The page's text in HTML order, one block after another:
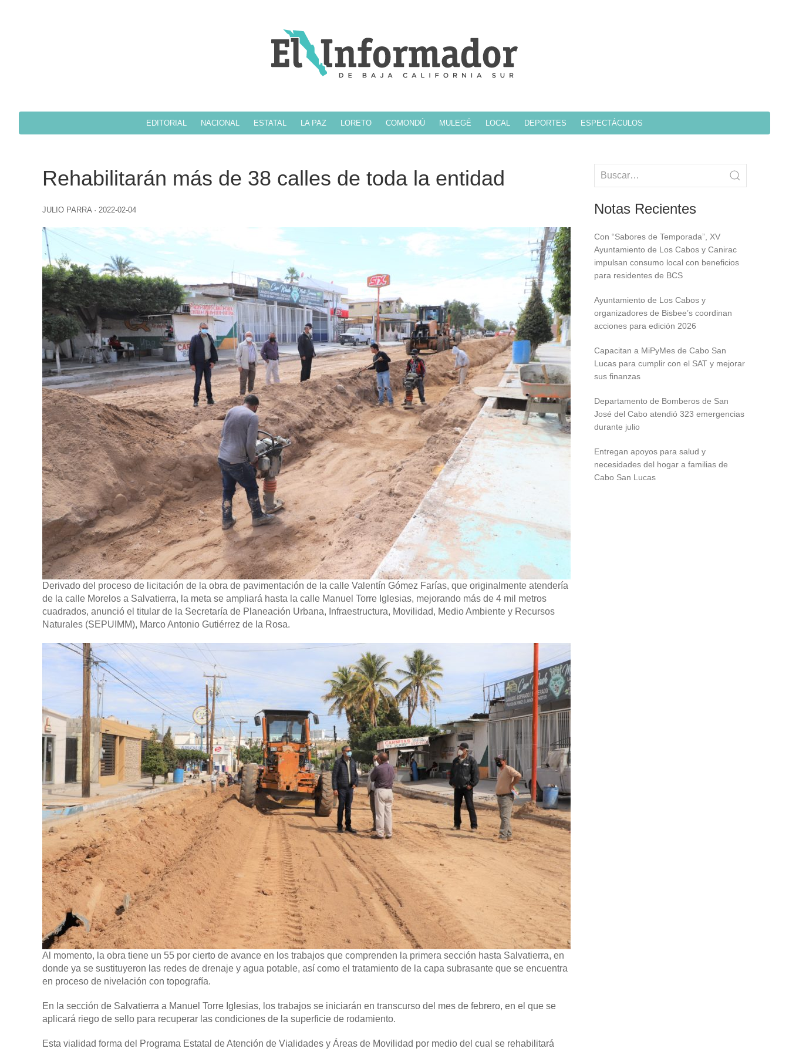
EDITORIAL NACIONAL ESTATAL LA PAZ LORETO COMONDÚ MULEGÉ LOCAL DEPORTES ESPECTÁCULOS
Rehabilitarán más de 38 calles de toda la entidad
JULIO PARRA · 2022-02-04
Derivado del proceso de licitación de la obra de pavimentación de la calle Valentín Gómez Farías, que originalmente atendería
de la calle Morelos a Salvatierra, la meta se ampliará hasta la calle Manuel Torre Iglesias, mejorando más de 4 mil metros
cuadrados, anunció el titular de la Secretaría de Planeación Urbana, Infraestructura, Movilidad, Medio Ambiente y Recursos
Naturales (SEPUIMM), Marco Antonio Gutiérrez de la Rosa.
Al momento, la obra tiene un 55 por cierto de avance en los trabajos que comprenden la primera sección hasta Salvatierra, en
donde ya se sustituyeron las redes de drenaje y agua potable, así como el tratamiento de la capa subrasante que se encuentra
en proceso de nivelación con topografía.
En la sección de Salvatierra a Manuel Torre Iglesias, los trabajos se iniciarán en transcurso del mes de febrero, en el que se
aplicará riego de sello para recuperar las condiciones de la superficie de rodamiento.
Esta vialidad forma del Programa Estatal de Atención de Vialidades y Áreas de Movilidad por medio del cual se rehabilitará
Notas Recientes
Con “Sabores de Temporada”, XV
Ayuntamiento de Los Cabos y Canirac
impulsan consumo local con beneficios
para residentes de BCS
Ayuntamiento de Los Cabos y
organizadores de Bisbee’s coordinan
acciones para edición 2026
Capacitan a MiPyMes de Cabo San
Lucas para cumplir con el SAT y mejorar
sus finanzas
Departamento de Bomberos de San
José del Cabo atendió 323 emergencias
durante julio
Entregan apoyos para salud y
necesidades del hogar a familias de
Cabo San Lucas